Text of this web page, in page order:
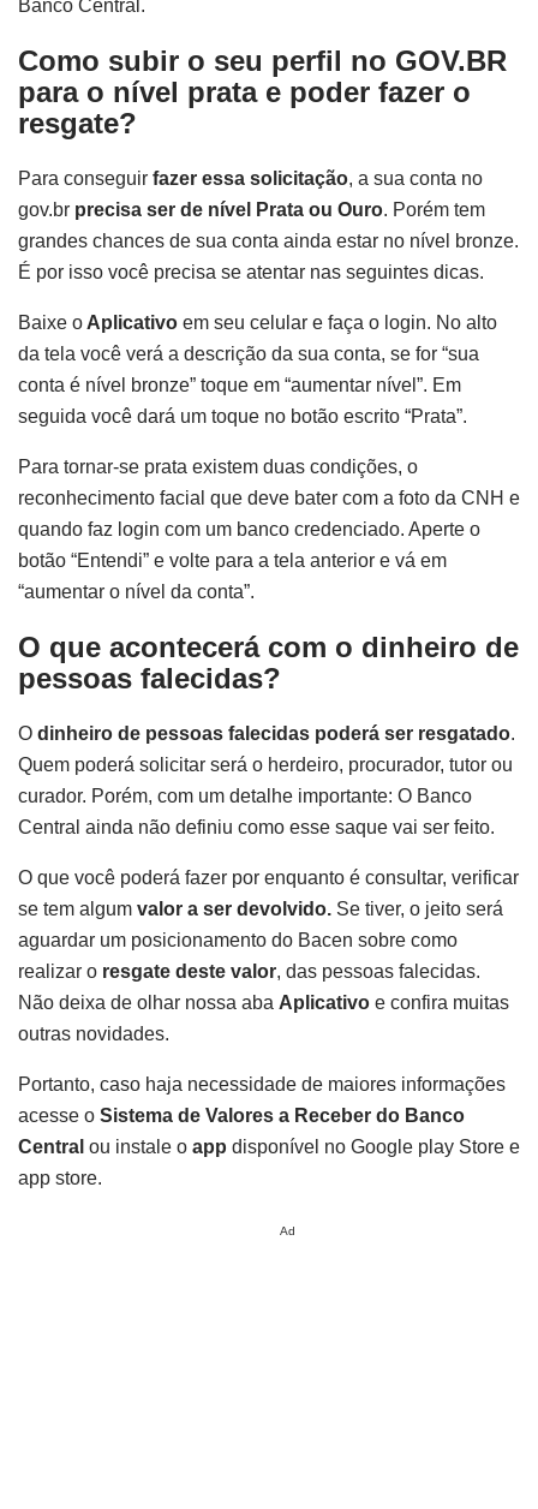
Banco Central.
Como subir o seu perfil no GOV.BR
para o nível prata e poder fazer o
resgate?
Para conseguir fazer essa solicitação, a sua conta no
gov.br precisa ser de nível Prata ou Ouro. Porém tem
grandes chances de sua conta ainda estar no nível bronze.
É por isso você precisa se atentar nas seguintes dicas.
Baixe o Aplicativo em seu celular e faça o login. No alto
da tela você verá a descrição da sua conta, se for “sua
conta é nível bronze” toque em “aumentar nível”. Em
seguida você dará um toque no botão escrito “Prata”.
Para tornar-se prata existem duas condições, o
reconhecimento facial que deve bater com a foto da CNH e
quando faz login com um banco credenciado. Aperte o
botão “Entendi” e volte para a tela anterior e vá em
“aumentar o nível da conta”.
O que acontecerá com o dinheiro de
pessoas falecidas?
O dinheiro de pessoas falecidas poderá ser resgatado.
Quem poderá solicitar será o herdeiro, procurador, tutor ou
curador. Porém, com um detalhe importante: O Banco
Central ainda não definiu como esse saque vai ser feito.
O que você poderá fazer por enquanto é consultar, verificar
se tem algum valor a ser devolvido. Se tiver, o jeito será
aguardar um posicionamento do Bacen sobre como
realizar o resgate deste valor, das pessoas falecidas.
Não deixa de olhar nossa aba Aplicativo e confira muitas
outras novidades.
Portanto, caso haja necessidade de maiores informações
acesse o Sistema de Valores a Receber do Banco
Central ou instale o app disponível no Google play Store e
app store.
Ad